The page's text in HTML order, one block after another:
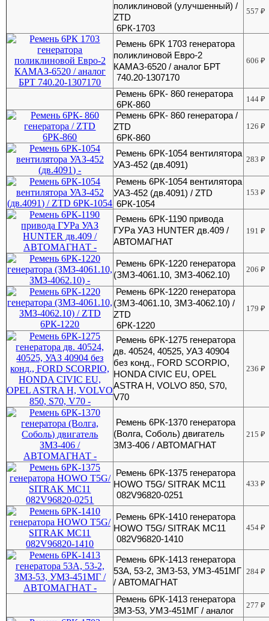
поликлиновой (улучшенный) /
ZTD
6РК-1703
557₽
Ремень 6РК 1703 генератора
поликлиновой Евро-2
КАМАЗ-6520 / аналог БРТ
740.20-1307170
606₽
Ремень 6РК- 860 генератора
6РК-860
144₽
Ремень 6РК- 860 генератора /
ZTD
6РК-860
126₽
Ремень 6РК-1054 вентилятора
УАЗ-452 (дв.4091)
283₽
Ремень 6РК-1054 вентилятора
УАЗ-452 (дв.4091) / ZTD
6РК-1054
153₽
Ремень 6РК-1190 привода
ГУРа УАЗ HUNTER дв.409 /
АВТОМАГНАТ
191₽
Ремень 6РК-1220 генератора
(ЗМЗ-4061.10, ЗМЗ-4062.10)
206₽
Ремень 6РК-1220 генератора
(ЗМЗ-4061.10, ЗМЗ-4062.10) /
ZTD
6РК-1220
179₽
Ремень 6РК-1275 генератора
дв. 40524, 40525, УАЗ 40904
без конд., FORD SCORPIO,
HONDA CIVIC EU, OPEL
ASTRA H, VOLVO 850, S70,
V70
236₽
Ремень 6РК-1370 генератора
(Волга, Соболь) двигатель
ЗМЗ-406 / АВТОМАГНАТ
215₽
Ремень 6РК-1375 генератора
HOWO T5G/ SITRAK МС11
082V96820-0251
433₽
Ремень 6РК-1410 генератора
HOWO T5G/ SITRAK МС11
082V96820-1410
454₽
Ремень 6РК-1413 генератора
53А, 53-2, ЗМЗ-53, УМЗ-451МГ
/ АВТОМАГНАТ
284₽
Ремень 6РК-1413 генератора
ЗМЗ-53, УМЗ-451МГ / аналог
277₽